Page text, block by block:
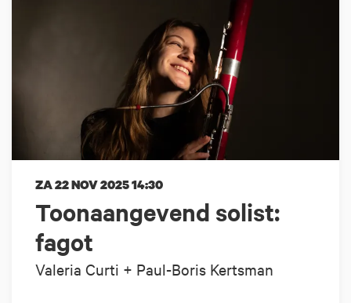
Toonaangevend solist:
fagot
Valeria Curti + Paul-Boris Kertsman
ZA 22 NOV 202514:30